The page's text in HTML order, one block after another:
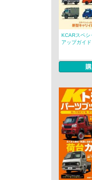
KCARスペシ
アップガイド